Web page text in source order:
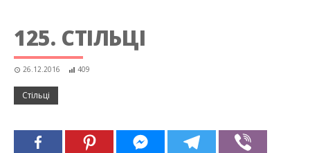
125. СТІЛЬЦІ
26.12.2016 409
Стільці